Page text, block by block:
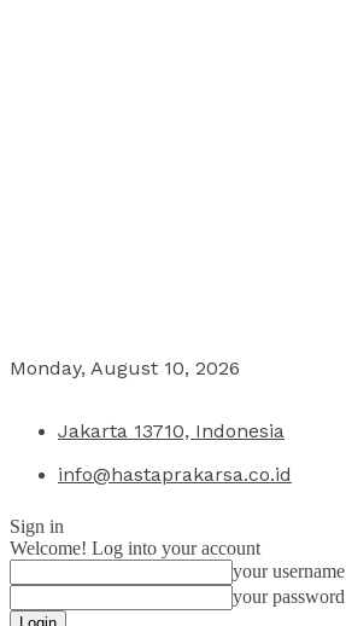
Monday, August 10, 2026
Jakarta 13710, Indonesia
info@hastaprakarsa.co.id
Sign in
Welcome! Log into your account
your username
your password